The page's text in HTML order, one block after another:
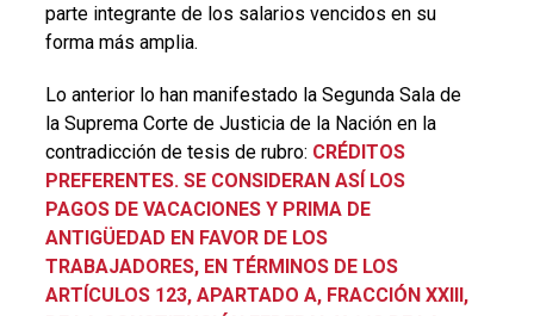
parte integrante de los salarios vencidos en su
forma más amplia.
Lo anterior lo han manifestado la Segunda Sala de
la Suprema Corte de Justicia de la Nación en la
contradicción de tesis de rubro: CRÉDITOS
PREFERENTES. SE CONSIDERAN ASÍ LOS
PAGOS DE VACACIONES Y PRIMA DE
ANTIGÜEDAD EN FAVOR DE LOS
TRABAJADORES, EN TÉRMINOS DE LOS
ARTÍCULOS 123, APARTADO A, FRACCIÓN XXIII,